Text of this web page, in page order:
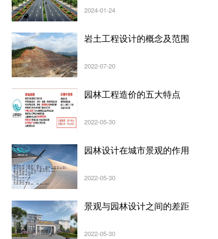
2024-01-24
岩土工程设计的概念及范围
2022-07-20
园林工程造价的五大特点
2022-05-30
园林设计在城市景观的作用
2022-05-30
景观与园林设计之间的差距
2022-05-30